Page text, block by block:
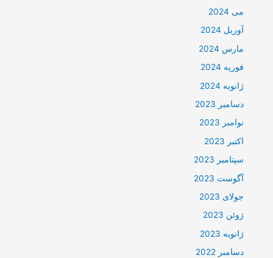
می 2024
آوریل 2024
مارس 2024
فوریه 2024
ژانویه 2024
دسامبر 2023
نوامبر 2023
اکتبر 2023
سپتامبر 2023
آگوست 2023
جولای 2023
ژوئن 2023
ژانویه 2023
دسامبر 2022